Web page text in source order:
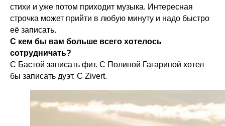
стихи и уже потом приходит музыка. Интересная
строчка может прийти в любую минуту и надо быстро
её записать.
С кем бы вам больше всего хотелось
сотрудничать?
С Бастой записать фит. С Полиной Гагариной хотел
бы записать дуэт. С Zivert.